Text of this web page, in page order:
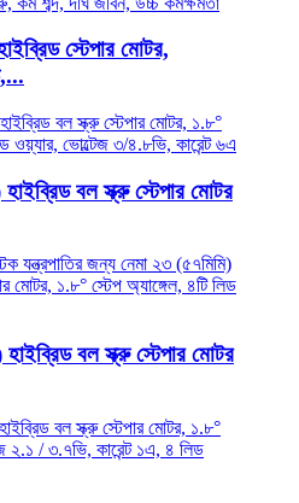
স্টেপার মোটর,
বল স্ক্রু স্টেপার মোটর
বল স্ক্রু স্টেপার মোটর